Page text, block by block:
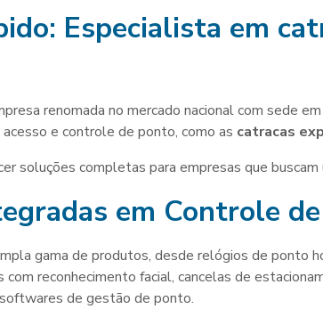
Especialista em
renomada no mercado nacional com sede
e controle de ponto, como as catracas
soluções completas para empresas que
em Controle
gama de produtos, desde relógios de ponto
com reconhecimento facial, cancelas de
de gestão de ponto.